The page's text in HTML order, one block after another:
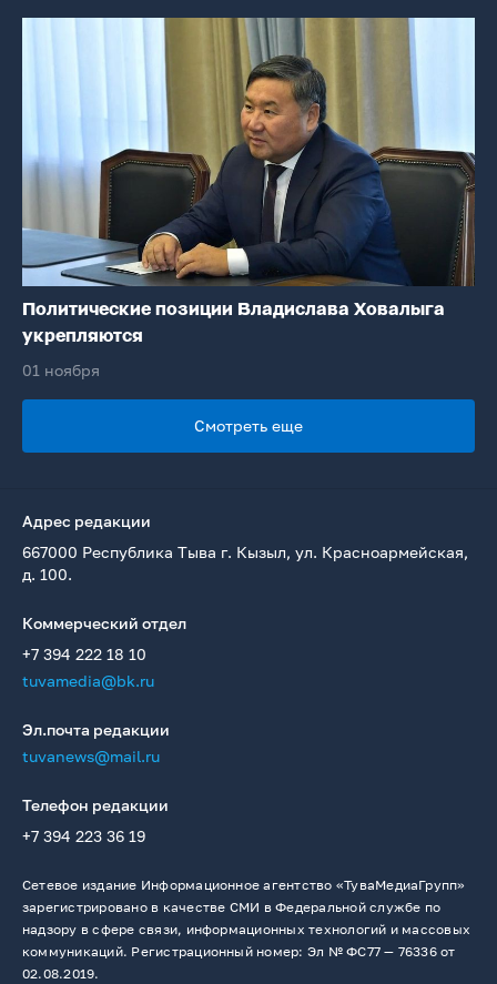
Политические позиции Владислава Ховалыга
укрепляются
01 ноября
Смотреть еще
Адрес редакции
667000 Республика Тыва г. Кызыл, ул. Красноармейская,
д. 100.
Коммерческий отдел
+7 394 222 18 10
tuvamedia@bk.ru
Эл.почта редакции
tuvanews@mail.ru
Телефон редакции
+7 394 223 36 19
Сетевое издание Информационное агентство «ТуваМедиаГрупп»
зарегистрировано в качестве СМИ в Федеральной службе по
надзору в сфере связи, информационных технологий и массовых
коммуникаций. Регистрационный номер: Эл № ФС77 — 76336 от
02.08.2019.